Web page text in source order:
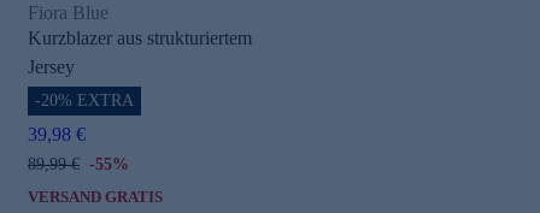
Fiora Blue
Kurzblazer aus strukturiertem
Jersey
-20% EXTRA
39,98 €
89,99 € -55%
VERSAND GRATIS